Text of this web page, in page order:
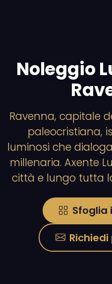
Noleggio
Ravenna, capitale
paleocristiana,
luminosi che
millenaria. Axente
città e lungo tutta
Sfoglia